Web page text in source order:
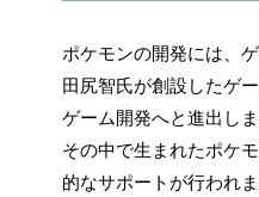
ポケモンの開発には、
田尻智氏が創設したゲ
ゲーム開発へと進出しま
その中で生まれたポケ
的なサポートが行われま